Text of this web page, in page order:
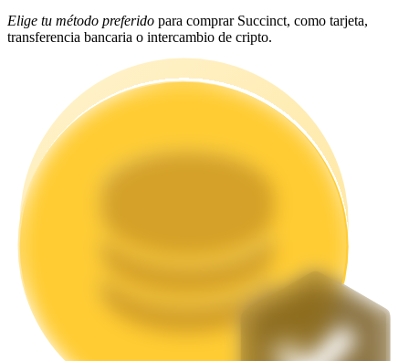
Alta rentabilidad y acceso instantáneo
Elige tu método preferido para comprar Succinct, como tarjeta,
transferencia bancaria o intercambio de cripto.